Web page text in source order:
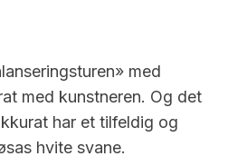
med
med kunstneren. Og det
har et tilfeldig og
hvite svane.